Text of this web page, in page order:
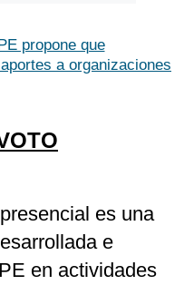
propone que
a organizaciones
es una
e
en actividades